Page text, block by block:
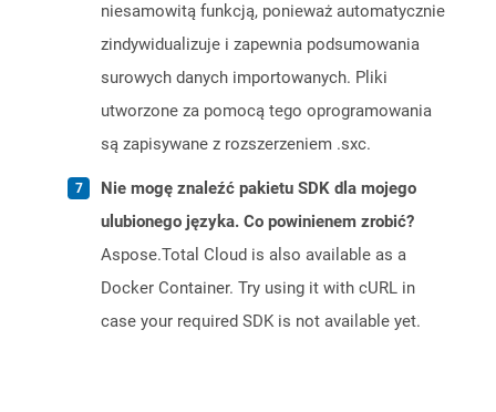
niesamowitą funkcją, ponieważ automatycznie
zindywidualizuje i zapewnia podsumowania
surowych danych importowanych. Pliki
utworzone za pomocą tego oprogramowania
są zapisywane z rozszerzeniem .sxc.
Nie mogę znaleźć pakietu SDK dla mojego
ulubionego języka. Co powinienem zrobić?
Aspose.Total Cloud is also available as a
Docker Container. Try using it with cURL in
case your required SDK is not available yet.